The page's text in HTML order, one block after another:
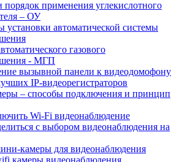
порядок применения углекислотного
– ОУ
автоматической системы
газового
- МГП
вызывной панели к видеодомофону
IP-видеорегистраторов
– способы подключения и принцип
Wi-Fi видеонаблюдение
с выбором видеонаблюдения на
камеры для видеонаблюдения
камеры видеонаблюдения